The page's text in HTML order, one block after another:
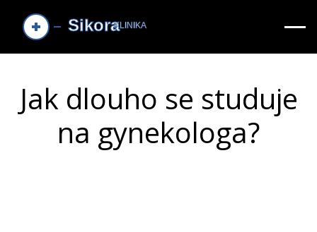
Jak dlouho se studuje
na gynekologa?